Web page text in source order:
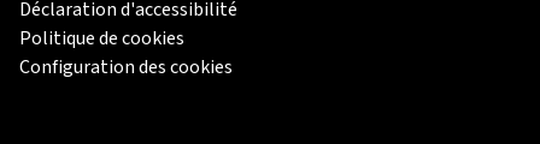
Déclaration d'accessibilité
Politique de cookies
Configuration des cookies